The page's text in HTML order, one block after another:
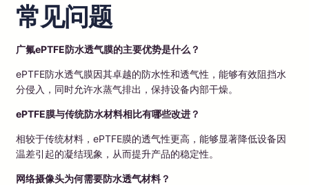
常见问题
广氟ePTFE防水透气膜的主要优势是什么？
ePTFE防水透气膜因其卓越的防水性和透气性，能够有效阻挡水
分侵入，同时允许水蒸气排出，保持设备内部干燥。
ePTFE膜与传统防水材料相比有哪些改进？
相较于传统材料，ePTFE膜的透气性更高，能够显著降低设备因
温差引起的凝结现象，从而提升产品的稳定性。
网络摄像头为何需要防水透气材料？